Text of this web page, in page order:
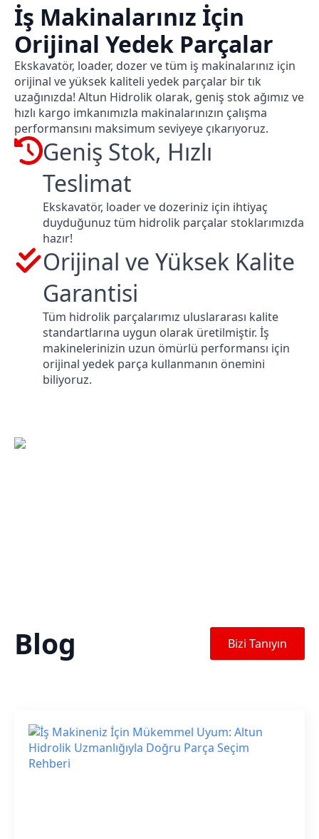
İş Makinalarınız İçin
Orijinal Yedek Parçalar
Ekskavatör, loader, dozer ve tüm iş makinalarınız için
orijinal ve yüksek kaliteli yedek parçalar bir tık
uzağınızda! Altun Hidrolik olarak, geniş stok ağımız ve
hızlı kargo imkanımızla makinalarınızın çalışma
performansını maksimum seviyeye çıkarıyoruz.
Geniş Stok, Hızlı
Teslimat
Ekskavatör, loader ve dozeriniz için ihtiyaç
duyduğunuz tüm hidrolik parçalar stoklarımızda
hazır!
Orijinal ve Yüksek Kalite
Garantisi
Tüm hidrolik parçalarımız uluslararası kalite
standartlarına uygun olarak üretilmiştir. İş
makinelerinizin uzun ömürlü performansı için
orijinal yedek parça kullanmanın önemini
biliyoruz.
Blog Bizi Tanıyın